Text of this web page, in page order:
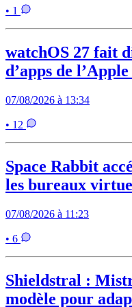
• 1
watchOS 27 fait
d’apps de
07/08/2026 à 13:34
• 12
Space Rabbit
les bureaux
07/08/2026 à 11:23
• 6
Shieldstral :
modèle pour